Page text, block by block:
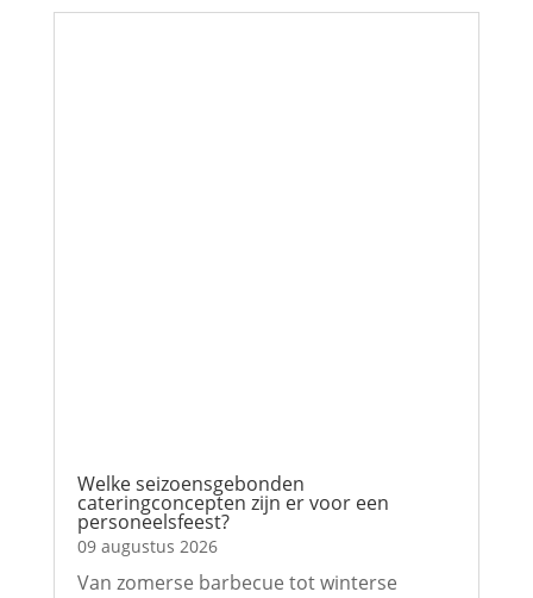
Welke seizoensgebonden
cateringconcepten zijn er voor een
personeelsfeest?
09 augustus 2026
Van zomerse barbecue tot winterse